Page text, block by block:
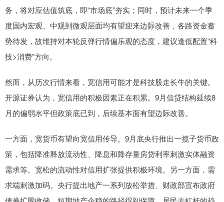
务，将对应估值筑底，即“市场底”夯实；同时，预计未来一个季
度国内宏观、中观到微观层面均有望迎来边际改善，各路资金蓄
势待发，故维持对本轮反弹行情偏乐观的态度，建议逢低配置“科
技>消费”方向。
然而，从历次行情来看，宽信用可能才是科技股走长牛的关键。
开源证券认为，宽信用的积极因素正在积累。9月信贷结构延续8
月的偏弱水平但政策底已到，后续基本面有望边际改善。
一方面，宽货币有望向宽信用传导。9月底央行推出一揽子货币政
策，包括降准释放流动性、降息和降存量房贷利率刺激实体融资
需求等。宽松的流动性对信用扩张提供积极环境。另一方面，需
求端刺激加码。央行提出地产一系列放松举措、财政部宣布政府